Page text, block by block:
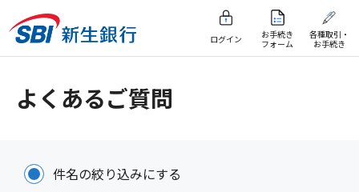
ログイン
お手続き
フォーム
各種取引・
お手続き
よくあるご質問
件名の絞り込みにする